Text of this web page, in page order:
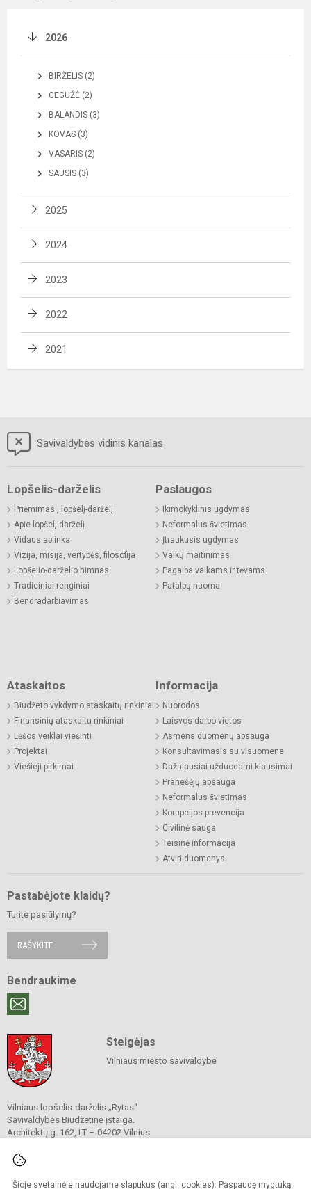
Šioje svetainėje naudojame slapukus (angl. cookies). Paspaudę mygtuką
2026
BIRŽELIS (2)
GEGUŽĖ (2)
BALANDIS (3)
KOVAS (3)
VASARIS (2)
SAUSIS (3)
2025
2024
2023
2022
2021
Savivaldybės vidinis kanalas
Lopšelis-darželis
Priėmimas į lopšelį-darželį
Apie lopšelį-darželį
Vidaus aplinka
Vizija, misija, vertybės, filosofija
Lopšelio-darželio himnas
Tradiciniai renginiai
Bendradarbiavimas
Paslaugos
Ikimokyklinis ugdymas
Neformalus švietimas
Įtraukusis ugdymas
Vaikų maitinimas
Pagalba vaikams ir tėvams
Patalpų nuoma
Ataskaitos
Biudžeto vykdymo ataskaitų rinkiniai
Finansinių ataskaitų rinkiniai
Lėšos veiklai viešinti
Projektai
Viešieji pirkimai
Informacija
Nuorodos
Laisvos darbo vietos
Asmens duomenų apsauga
Konsultavimasis su visuomene
Dažniausiai užduodami klausimai
Pranešėjų apsauga
Neformalus švietimas
Korupcijos prevencija
Civilinė sauga
Teisinė informacija
Atviri duomenys
Pastabėjote klaidų?
Turite pasiūlymų?
RAŠYKITE
Bendraukime
Steigėjas
Vilniaus miesto savivaldybė
Vilniaus lopšelis-darželis „Rytas“
Savivaldybės Biudžetinė įstaiga.
Architektų g. 162, LT – 04202 Vilnius
El. p.
Duomenys kaupiami ir saugomi
Juridinių asmenų registre